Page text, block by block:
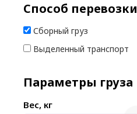
Способ перевозки
Сборный груз
Выделенный транспорт
Параметры груза
Вес, кг